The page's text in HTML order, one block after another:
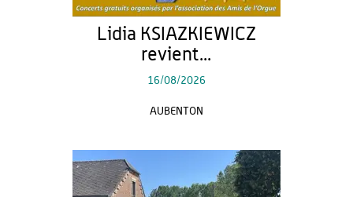
Lidia KSIAZKIEWICZ
revient...
16/08/2026
AUBENTON